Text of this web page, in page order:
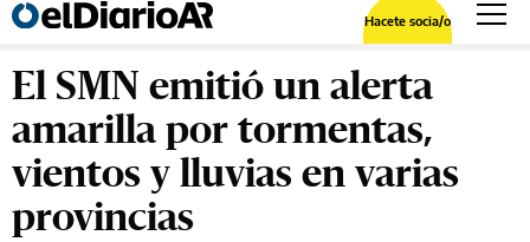
Hacete socia/o
El SMN emitió un alerta
amarilla por tormentas,
vientos y lluvias en varias
provincias